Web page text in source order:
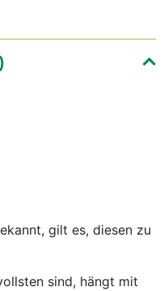
gilt es, diesen zu
sind, hängt mit